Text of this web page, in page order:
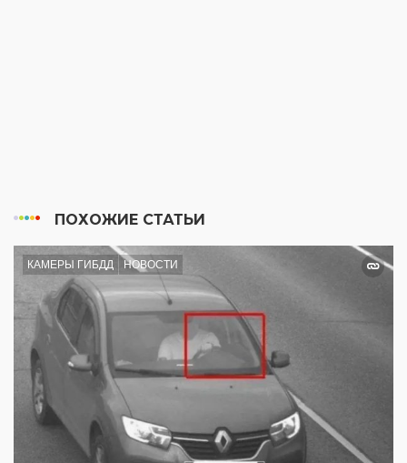
ПОХОЖИЕ СТАТЬИ
КАМЕРЫ ГИБДД НОВОСТИ